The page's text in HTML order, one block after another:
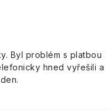
Byl problém s platbou
hned vyřešili a